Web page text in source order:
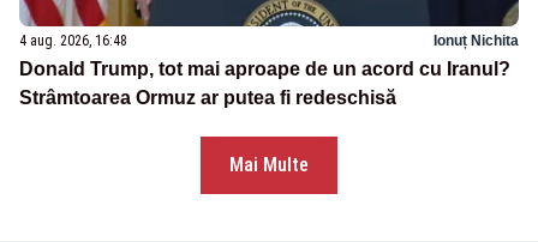
4 aug. 2026, 16:48 Ionuț Nichita
Donald Trump, tot mai aproape de un acord cu Iranul?
Strâmtoarea Ormuz ar putea fi redeschisă
Mai Multe